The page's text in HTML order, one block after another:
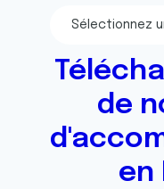
Sélectionnez
de
en